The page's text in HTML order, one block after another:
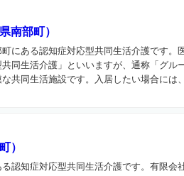
南部町）
にある認知症対応型共同生活介護です。
同生活介護」といいますが、通称「グル
共同生活施設です。入居したい場合には
）
認知症対応型共同生活介護です。有限会